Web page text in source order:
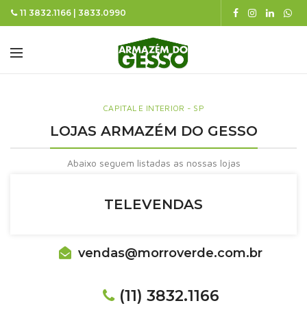
11 3832.1166 | 3833.0990
CAPITAL E INTERIOR - SP
LOJAS ARMAZÉM DO GESSO
Abaixo seguem listadas as nossas lojas
TELEVENDAS
vendas@morroverde.com.br
(11) 3832.1166